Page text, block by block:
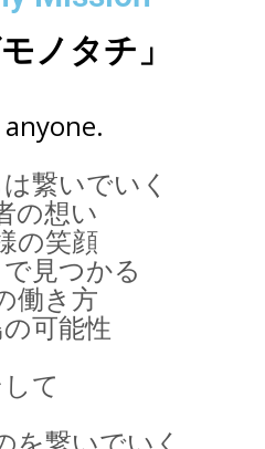
ノタチ」​
繋いでいく
の想い
の笑顔
⾒つかる
働き⽅
可能性
て
を繋いでいく